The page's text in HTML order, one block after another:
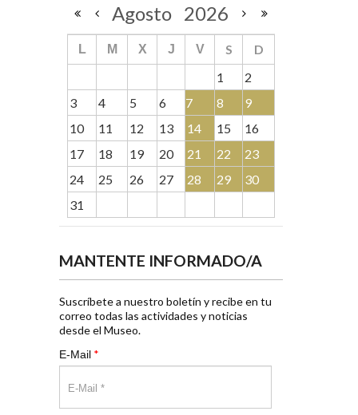
Agosto 2026
L M X J V S
D
1
2
3
4 5 6 7 8
9
10
11 12 13 14 15
16
17
18 19 20 21 22
23
24
25 26 27 28 29
30
31
MANTENTE INFORMADO/A
Suscríbete a nuestro boletín y recibe en tu
correo todas las actividades y noticias
desde el Museo.
E-Mail *